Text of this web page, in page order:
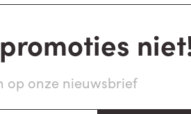
op onze nieuwsbrief